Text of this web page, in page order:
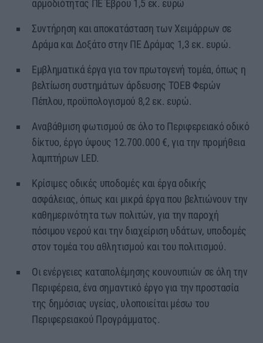
αρμοδιότητας ΠΕ Έβρου 1,5 εκ. ευρώ
Συντήρηση και αποκατάσταση των Χειμάρρων σε
Δράμα και Δοξάτο στην ΠΕ Δράμας 1,3 εκ. ευρώ.
Εμβληματικά έργα για τον πρωτογενή τομέα, όπως η
βελτίωση συστημάτων άρδευσης ΤΟΕΒ Φερών
Πέπλου, προϋπολογισμού 8,2 εκ. ευρώ.
Αναβάθμιση φωτισμού σε όλο το Περιφερειακό οδικό
δίκτυο, έργο ύψους 12.700.000 €, για την προμήθεια
λαμπτήρων LED.
Κρίσιμες οδικές υποδομές και έργα οδικής
ασφάλειας, όπως και μικρά έργα που βελτιώνουν την
καθημερινότητα των πολιτών, για την παροχή
πόσιμου νερού και την διαχείριση υδάτων, υποδομές
στον τομέα του αθλητισμού και του πολιτισμού.
Οι ενέργειες καταπολέμησης κουνουπιών σε όλη την
Περιφέρεια, ένα σημαντικό έργο για την προστασία
της δημόσιας υγείας, υλοποιείται μέσω του
Περιφερειακού Προγράμματος.